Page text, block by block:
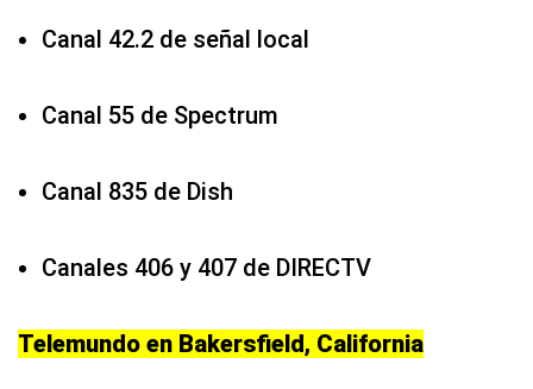
Canal 42.2 de señal local
Canal 55 de Spectrum
Canal 835 de Dish
Canales 406 y 407 de DIRECTV
Telemundo en Bakersfield, California